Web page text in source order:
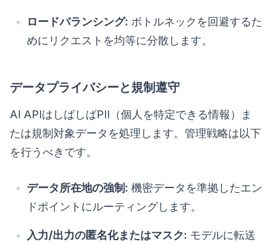
ロードバランシング: ボトルネックを回避するた
めにリクエストを均等に分散します。
データプライバシーと規制遵守
AI APIはしばしばPII（個人を特定できる情報）ま
たは規制対象データを処理します。管理戦略は以下
を行うべきです。
データ所在地の強制: 機密データを準拠したエン
ドポイントにルーティングします。
入力/出力の匿名化またはマスク: モデルに転送